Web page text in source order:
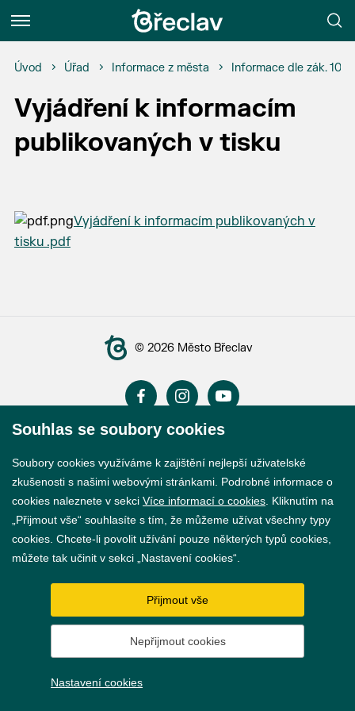
Menu
Úvod Úřad Informace z města Informace dle zák.
Vyjádření k informacím
publikovaných v tisku
Vyjádření k informacím publikovaných v
tisku .pdf
© 2026 Město Břeclav
GDPR
Souhlas se soubory cookies
Soubory cookies využíváme k zajištění nejlepší uživatelské
zkušenosti s našimi webovými stránkami. Podrobné informace o
cookies naleznete v sekci Více informací o cookies . Kliknutím na
„Přijmout vše“ souhlasíte s tím, že můžeme užívat všechny typy
cookies. Chcete-li povolit užívání pouze některých typů cookies,
můžete tak učinit v sekci „Nastavení cookies“.
Přijmout vše
Nepřijmout cookies
Nastavení cookies